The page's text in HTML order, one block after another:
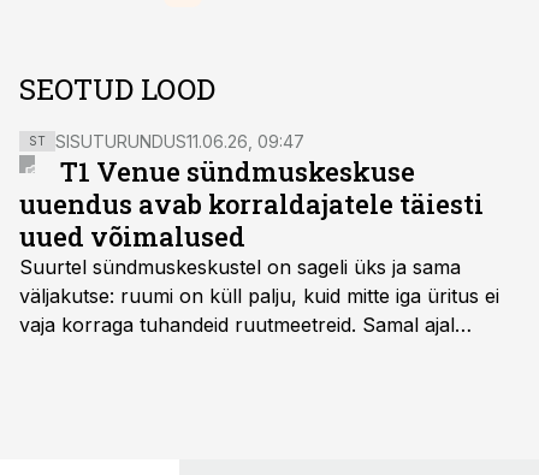
SEOTUD LOOD
ST SISUTURUNDUS11.06.26, 09:47
T1 Venue sündmuskeskuse
uuendus avab korraldajatele täiesti
uued võimalused
Suurtel sündmuskeskustel on sageli üks ja sama
väljakutse: ruumi on küll palju, kuid mitte iga üritus ei
vaja korraga tuhandeid ruutmeetreid. Samal ajal